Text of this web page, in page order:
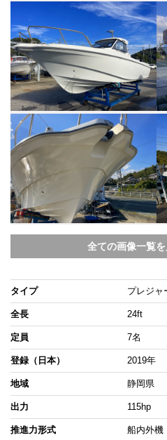
全ての画像一覧を
タイプ プレジャ
全長 24ft
定員 7名
登録（日本） 2019年
地域 静岡県
出力 115hp
推進力形式 船内外機